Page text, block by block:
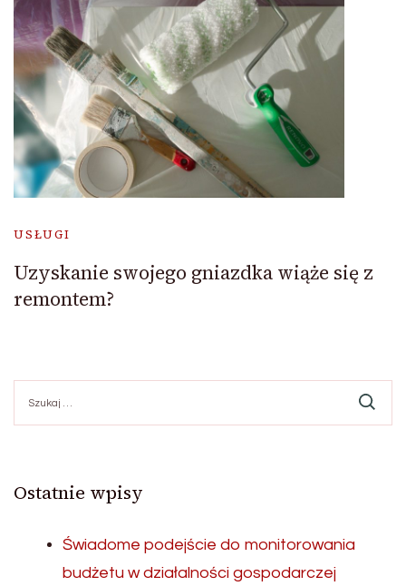
USŁUGI
Uzyskanie swojego gniazdka wiąże się z
remontem?
Ostatnie wpisy
Świadome podejście do monitorowania
budżetu w działalności gospodarczej